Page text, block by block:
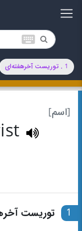
keyboard
1 . توریست آخرهفته‌ای
[اسم]
1 توریست